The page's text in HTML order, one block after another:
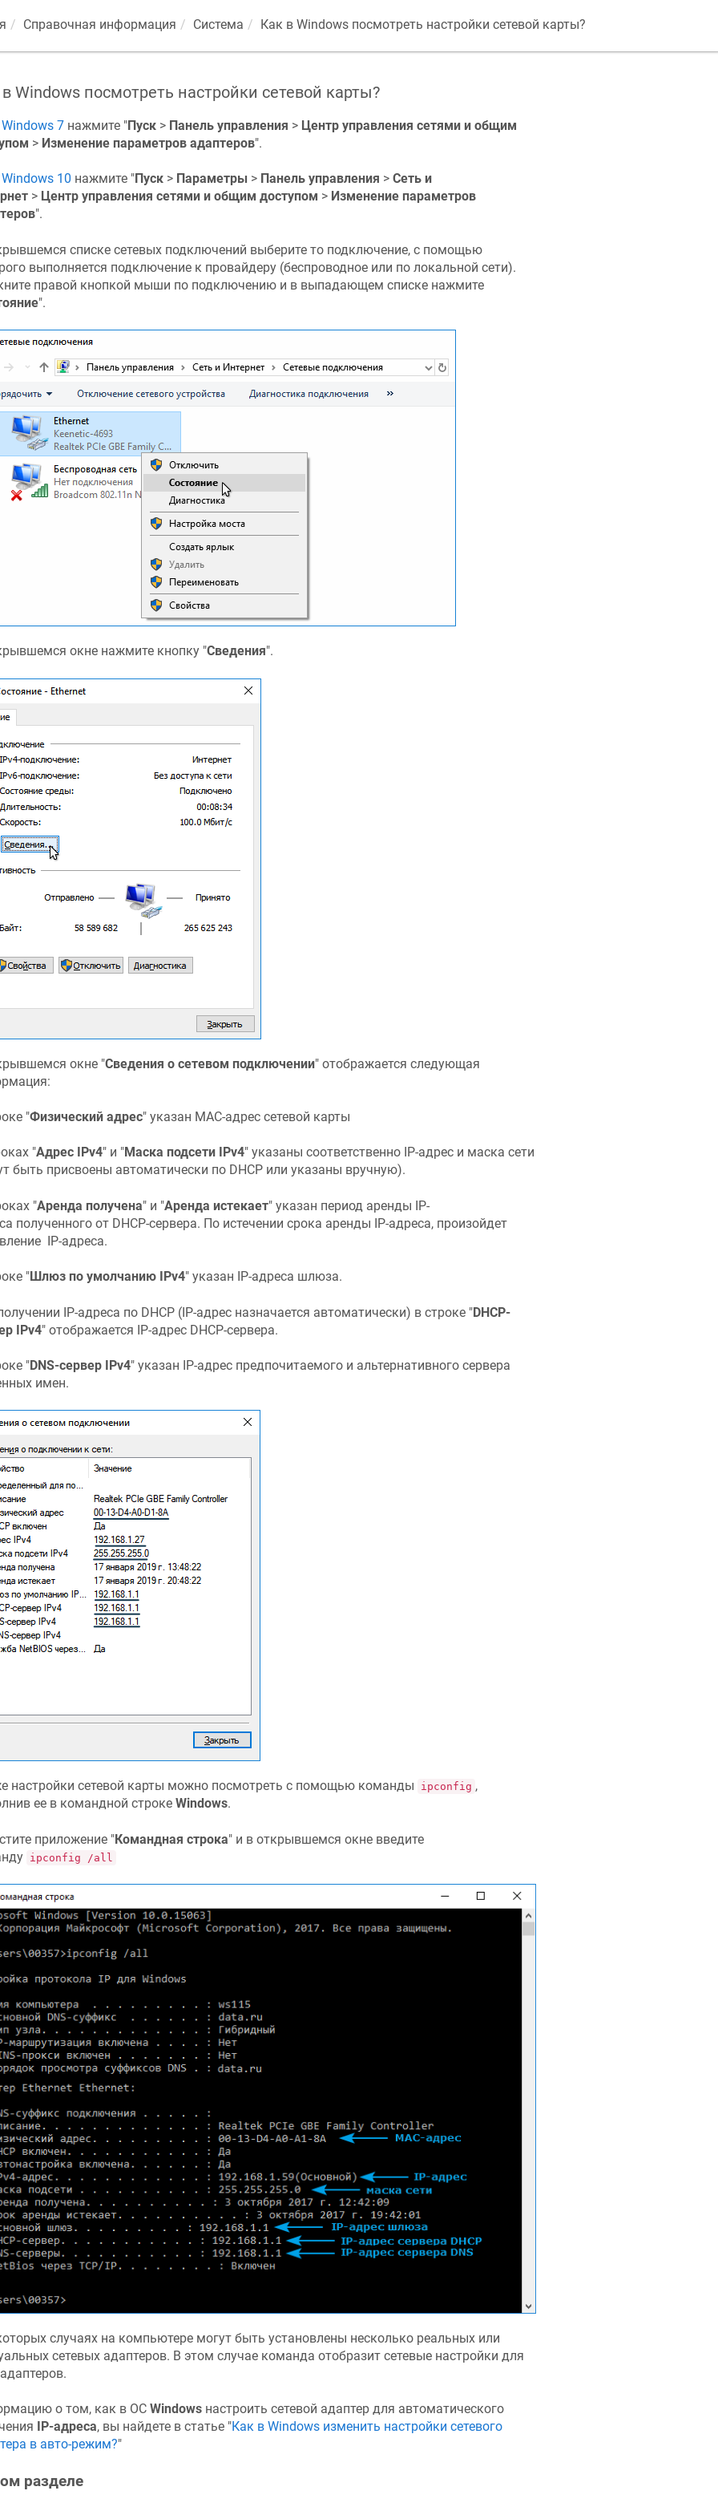
Справочная информация Система Как в Windows посмотреть настройки сетевой карты?
Windows посмотреть настройки сетевой карты?
Windows 7нажмите "Пуск> Панель управления > Центр управления сетями и общим
> Изменение параметров адаптеров".
Windows 10 нажмите "Пуск> Параметры > Панель управления > Сеть и
> Центр управления сетями и общим доступом > Изменение параметров
".
списке сетевых подключений выберите то подключение, с помощью
выполняется подключение к провайдеру (беспроводное или по локальной сети).
правой кнопкой мыши по подключению и в выпадающем списке нажмите
".
окне нажмите кнопку "Сведения".
окне "Сведения о сетевом подключении" отображается следующая
"Физический адрес" указан MAC-адрес сетевой карты
"Адрес IPv4" и "Маска подсети IPv4" указаны соответственно IP-адрес и маска сети
быть присвоены автоматически по DHCP или указаны вручную).
"Аренда получена" и "Аренда истекает" указан период аренды IP-
полученного от DHCP-сервера. По истечении срока аренды IP-адреса, произойдет
IP-адреса.
"Шлюз по умолчанию IPv4" указан IP-адреса шлюза.
IP-адреса по DHCP (IP-адрес назначается автоматически) в строке "DHCP-
IPv4" отображается IP-адрес DHCP-сервера.
"DNS-сервер IPv4" указан IP-адрес предпочитаемого и альтернативного сервера
имен.
настройки сетевой карты можно посмотреть с помощью команды ipconfig ,
ее в командной строке Windows.
приложение "Командная строка" и в открывшемся окне введите
ipconfig /all
случаях на компьютере могут быть установлены несколько реальных или
сетевых адаптеров. В этом случае команда отобразит сетевые настройки для
о том, как в ОС Windowsнастроить сетевой адаптер для автоматического
IP-адреса, вы найдете в статье "Как в Windows изменить настройки сетевого
в авто-режим?"
разделе